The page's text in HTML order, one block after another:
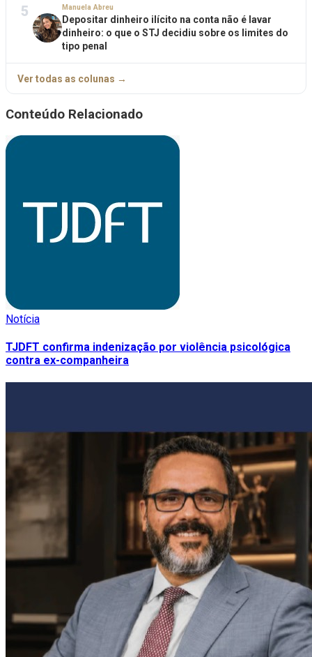
5 Manuela Abreu
Depositar dinheiro ilícito na conta não é lavar
dinheiro: o que o STJ decidiu sobre os limites do
tipo penal
Ver todas as colunas →
Conteúdo Relacionado
Notícia
TJDFT confirma indenização por violência psicológica
contra ex-companheira